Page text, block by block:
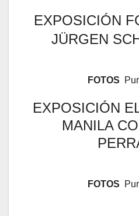
EXPOSICIÓN
JÜRGEN
FOTOS
EXPOSICIÓN
MANILA
FOTOS